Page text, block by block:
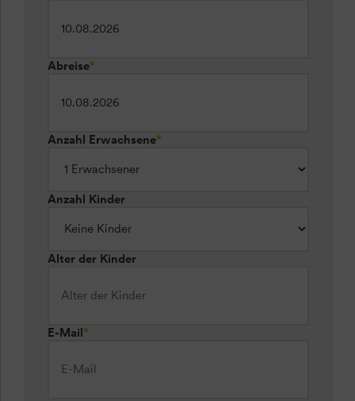
Abreise*
Anzahl Erwachsene*
Anzahl Kinder
Alter der Kinder
E-Mail*